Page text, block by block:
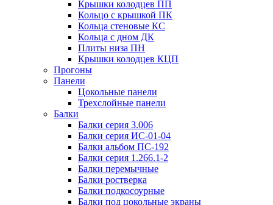
Крышки колодцев ПП
Кольцо с крышкой ПК
Кольца стеновые КС
Кольца с дном ДК
Плиты низа ПН
Крышки колодцев КЦП
Прогоны
Панели
Цокольные панели
Трехслойные панели
Балки
Балки серия 3.006
Балки серия ИС-01-04
Балки альбом ПС-192
Балки серия 1.266.1-2
Балки перемычные
Балки ростверка
Балки подкосоурные
Балки под цокольные экраны